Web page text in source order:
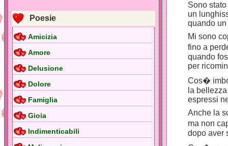
Poesie
Amicizia
Amore
Delusione
Dolore
Famiglia
Gioia
Indimenticabili
Sono
un
quando
Mi sono
fino a
quando
per
Cos�
la
espressi
Anche la
ma non
dopo aver